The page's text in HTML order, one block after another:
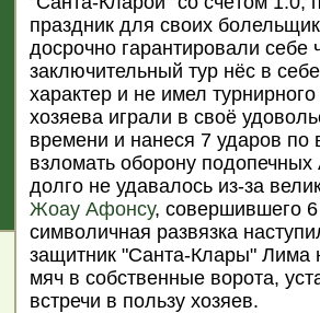
праздник для своих
досрочно гарантировали себе
заключительный тур нёс в
характер и не имел
хозяева играли в своё
времени и нанеся 7 ударов
взломать оборону
долго не удавалось из-за
Жоау Афонсу, совершившего
символичная развязка
защитник "Санта-Клары" Лима
мяч в собственные ворота,
встречи в пользу хозяев.